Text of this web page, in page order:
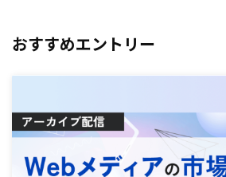
おすすめエントリー